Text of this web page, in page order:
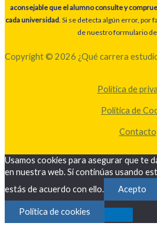
aconsejable que el alumno consulte y
cada universidad. Si se detecta algún error, por
de nuestro formulario
Copyright © 2026 ¿Qué carrera
Política de
Política de
Contacto
Usamos cookies para asegurar que te
en nuestra web. Si continúas usando
estás de acuerdo con ello.
Acepto
Política de cookies